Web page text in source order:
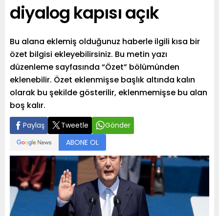
diyalog kapısı açık
Bu alana eklemiş olduğunuz haberle ilgili kısa bir
özet bilgisi ekleyebilirsiniz. Bu metin yazı
düzenleme sayfasında “Özet” bölümünden
eklenebilir. Özet eklenmişse başlık altında kalın
olarak bu şekilde gösterilir, eklenmemişse bu alan
boş kalır.
Paylaş Tweetle
Gönder
ABONE OL